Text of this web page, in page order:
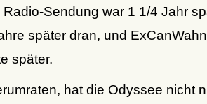
Sendung war 1 1/4 Jahr
später dran, und
später.
hat die Odyssee nicht